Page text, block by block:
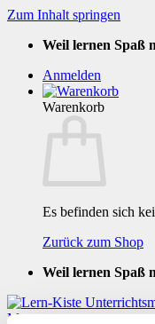
Zum Inhalt springen
Weil lernen Spaß
Anmelden
Warenkorb
Es befinden sich
Zurück zum Shop
Weil lernen Spaß